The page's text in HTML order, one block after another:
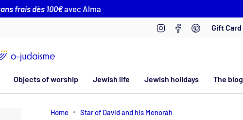
frais dès 100€avec Alma
InstagramFacebookPinterest
Gift Card
Objects of worship Jewish life Jewish holidays The blog
Home Star of David and his Menorah